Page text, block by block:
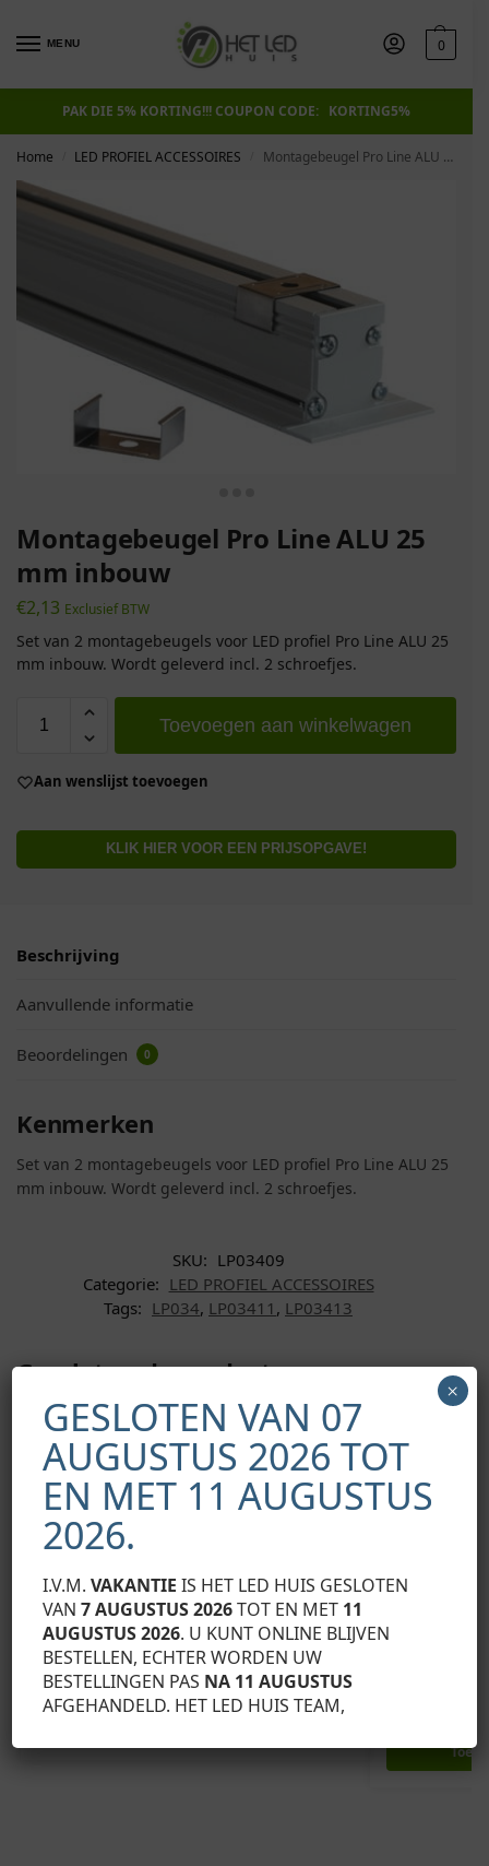
MENU 0
PAK DIE 5% KORTING!!! COUPON CODE: KORTING5%
Home LED PROFIEL ACCESSOIRES Montagebeugel Pro Line ALU 25 mm inbouw
Montagebeugel Pro Line ALU 25
mm inbouw
€2,13 Exclusief BTW
Set van 2 montagebeugels voor LED profiel Pro Line ALU 25
mm inbouw. Wordt geleverd incl. 2 schroefjes.
Toevoegen aan winkelwagen
Aan wenslijst toevoegen
KLIK HIER VOOR EEN PRIJSOPGAVE!
Beschrijving
Aanvullende informatie
Beoordelingen 0
Kenmerken
Set van 2 montagebeugels voor LED profiel Pro Line ALU 25
mm inbouw. Wordt geleverd incl. 2 schroefjes.
SKU: LP03409
Categorie: LED PROFIEL ACCESSOIRES
Tags: LP034, LP03411 , LP03413
Gerelateerde producten
LED PROFIEL ACCESSOIRES
Eindkap Slim Line 15 mm, zonder kabeldoorvoer
2,29 Exclusief BTW
LED PROFIEL
GESLOTEN VAN 07
AUGUSTUS 2026 TOT
EN MET 11 AUGUSTUS
2026.
I.V.M.VAKANTIE IS HET LED HUIS GESLOTEN
VAN7 AUGUSTUS 2026TOT EN MET 11
AUGUSTUS 2026. U KUNT ONLINE BLIJVEN
BESTELLEN, ECHTER WORDEN UW
BESTELLINGEN PAS NA 11 AUGUSTUS
AFGEHANDELD. HET LED HUIS TEAM,
×